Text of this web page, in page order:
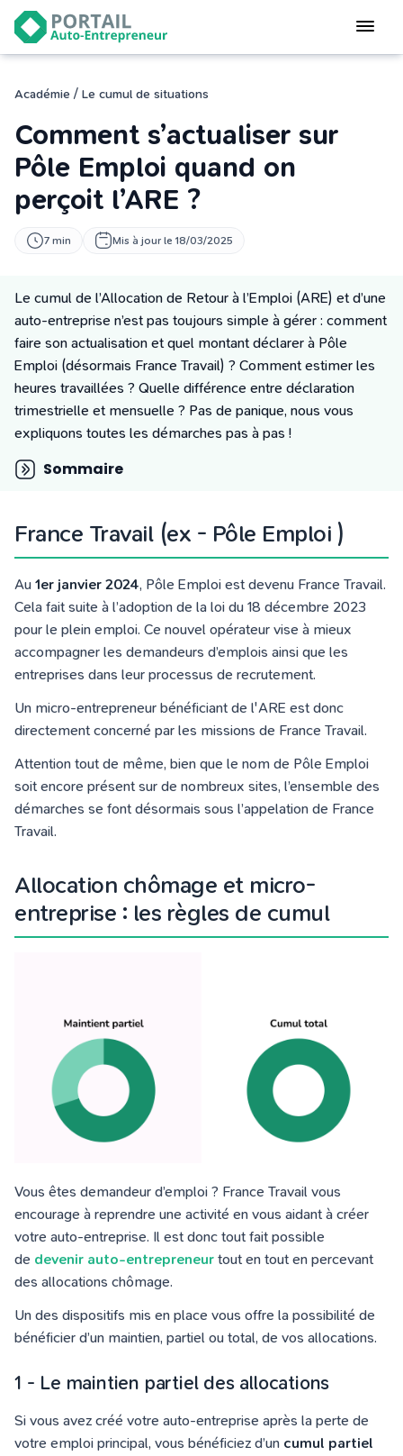
Devenir
auto-entrepreneur
logiciel de facturation
Modifier
mon auto-entreprise
Cesser
mon activité
Statut auto-entrepreneur
Programmes de Formation
L’académie
Tarifs
Blog
Académie / Le cumul de situations
Comment s’actualiser sur
Pôle Emploi quand on
perçoit l’ARE ?
7 min Mis à jour le 18/03/2025
Le cumul de l’Allocation de Retour à l’Emploi (ARE) et d’une
auto-entreprise n’est pas toujours simple à gérer : comment
faire son actualisation et quel montant déclarer à Pôle
Emploi (désormais France Travail) ? Comment estimer les
heures travaillées ? Quelle différence entre déclaration
trimestrielle et mensuelle ? Pas de panique, nous vous
expliquons toutes les démarches pas à pas !
Sommaire
France Travail (ex - Pôle Emploi )
Au 1er janvier 2024, Pôle Emploi est devenu France Travail.
Cela fait suite à l’adoption de la loi du 18 décembre 2023
pour le plein emploi. Ce nouvel opérateur vise à mieux
accompagner les demandeurs d’emplois ainsi que les
entreprises dans leur processus de recrutement.
Un micro-entrepreneur bénéficiant de l'ARE est donc
directement concerné par les missions de France Travail.
Attention tout de même, bien que le nom de Pôle Emploi
soit encore présent sur de nombreux sites, l’ensemble des
démarches se font désormais sous l’appelation de France
Travail.
Allocation chômage et micro-
entreprise : les règles de cumul
Vous êtes demandeur d’emploi ? France Travail vous
encourage à reprendre une activité en vous aidant à créer
votre auto-entreprise. Il est donc tout fait possible
de devenir auto-entrepreneur tout en tout en percevant
des allocations chômage.
Un des dispositifs mis en place vous offre la possibilité de
bénéficier d’un maintien, partiel ou total, de vos allocations.
1 - Le maintien partiel des allocations
Si vous avez créé votre auto-entreprise après la perte de
votre emploi principal, vous bénéficiez d’un cumul partiel